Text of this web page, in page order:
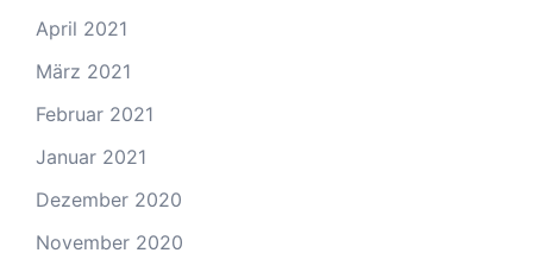
April 2021
März 2021
Februar 2021
Januar 2021
Dezember 2020
November 2020